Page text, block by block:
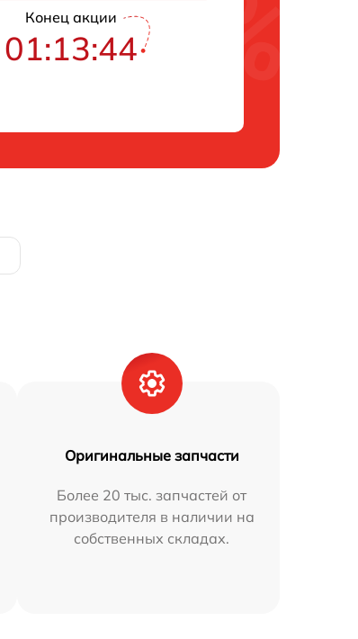
Конец акции
01:13:43
Оригинальные запчасти
Более 20 тыс. запчастей от
производителя в наличии на
собственных складах.